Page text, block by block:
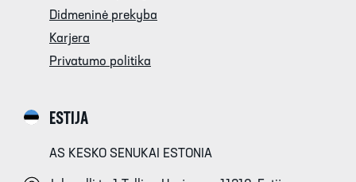
Didmeninė prekyba
Karjera
Privatumo politika
ESTIJA
AS KESKO SENUKAI ESTONIA